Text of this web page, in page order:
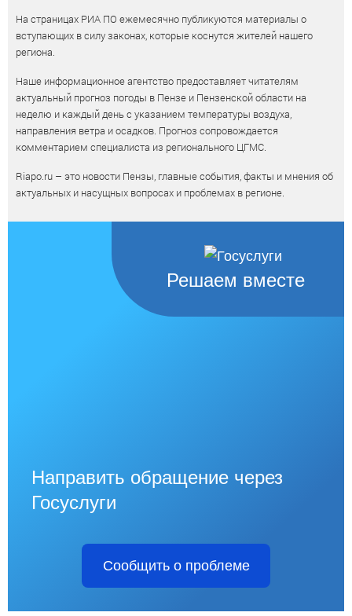
На страницах РИА ПО ежемесячно публикуются материалы о
вступающих в силу законах, которые коснутся жителей нашего
региона.
Наше информационное агентство предоставляет читателям
актуальный прогноз погоды в Пензе и Пензенской области на
неделю и каждый день с указанием температуры воздуха,
направления ветра и осадков. Прогноз сопровождается
комментарием специалиста из регионального ЦГМС.
Riapo.ru – это новости Пензы, главные события, факты и мнения об
актуальных и насущных вопросах и проблемах в регионе.
Решаем вместе
Направить обращение через
Госуслуги
Сообщить о проблеме